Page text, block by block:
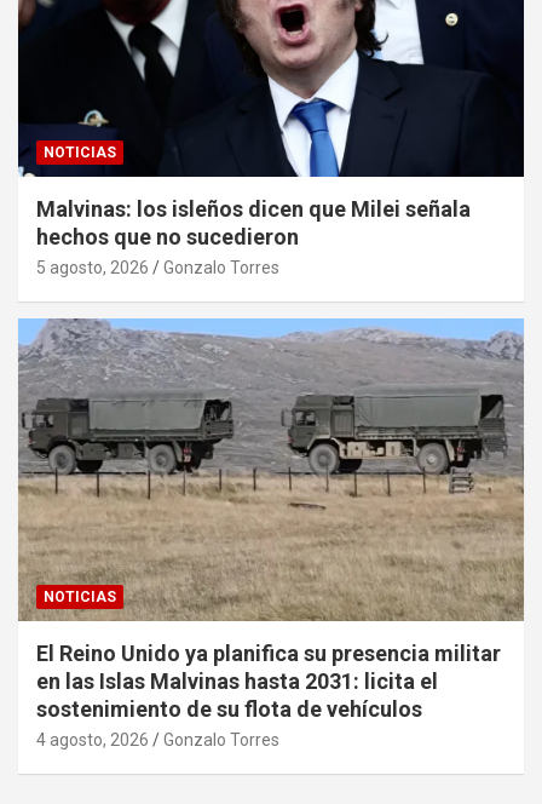
NOTICIAS
Malvinas: los isleños dicen que Milei señala
hechos que no sucedieron
5 agosto, 2026 Gonzalo Torres
NOTICIAS
El Reino Unido ya planifica su presencia militar
en las Islas Malvinas hasta 2031: licita el
sostenimiento de su flota de vehículos
4 agosto, 2026 Gonzalo Torres